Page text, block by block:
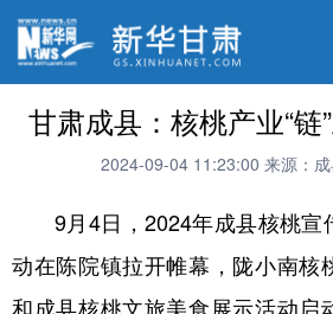
甘肃成县：核桃产业“链
2024-09-04 11:23:00 来源：
9月4日，2024年成县核桃宣
动在陈院镇拉开帷幕，陇小南核
和成县核桃文旅美食展示活动启